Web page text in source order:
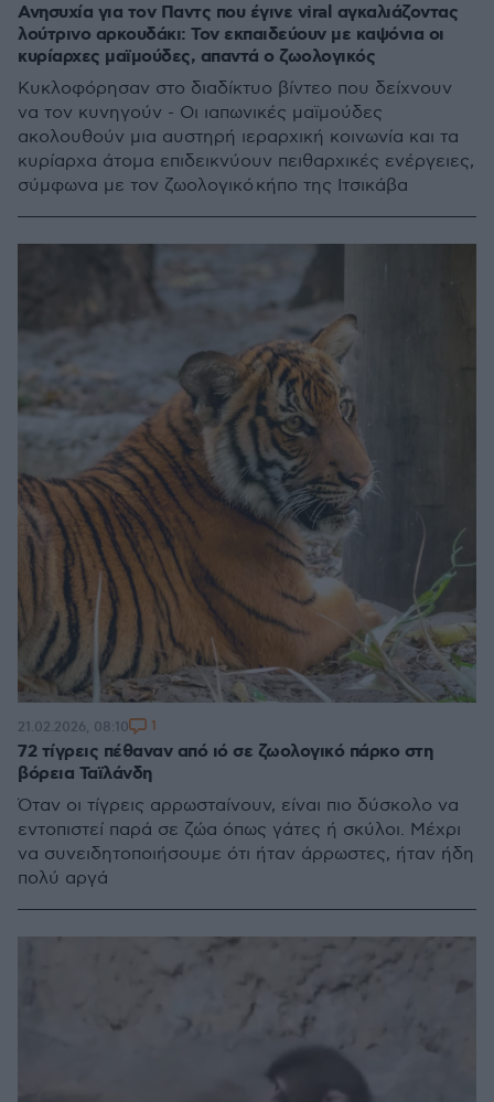
Ανησυχία για τον Παντς που έγινε viral αγκαλιάζοντας
λούτρινο αρκουδάκι: Τον εκπαιδεύουν με καψόνια οι
κυρίαρχες μαϊμούδες, απαντά ο ζωολογικός
Κυκλοφόρησαν στο διαδίκτυο βίντεο που δείχνουν
να τον κυνηγούν - Οι ιαπωνικές μαϊμούδες
ακολουθούν μια αυστηρή ιεραρχική κοινωνία και τα
κυρίαρχα άτομα επιδεικνύουν πειθαρχικές ενέργειες,
σύμφωνα με τον ζωολογικό κήπο της Ιτσικάβα
72 τίγρεις πέθαναν από ιό σε ζωολογικό πάρκο στη
βόρεια Ταϊλάνδη
Όταν οι τίγρεις αρρωσταίνουν, είναι πιο δύσκολο να
εντοπιστεί παρά σε ζώα όπως γάτες ή σκύλοι. Μέχρι
να συνειδητοποιήσουμε ότι ήταν άρρωστες, ήταν ήδη
πολύ αργά
21.02.2026, 08:10 1